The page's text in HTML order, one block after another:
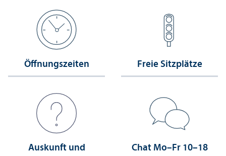
Öffnungs­zeiten Freie Sitzplätze
Auskunft und
Chat Mo–Fr 10–18